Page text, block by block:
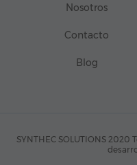
Nosotros
Contacto
Blog
SYNTHEC SOLUTIONS 2020